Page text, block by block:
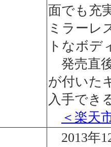
面でも充
ミラーレ
トなボデ
発売直
が付いた
入手でき
＜楽天
2013年